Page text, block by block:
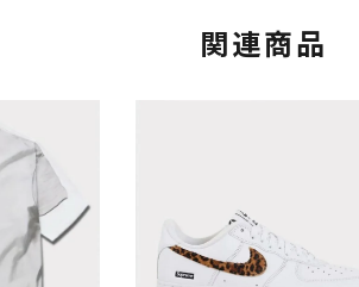
関連商品